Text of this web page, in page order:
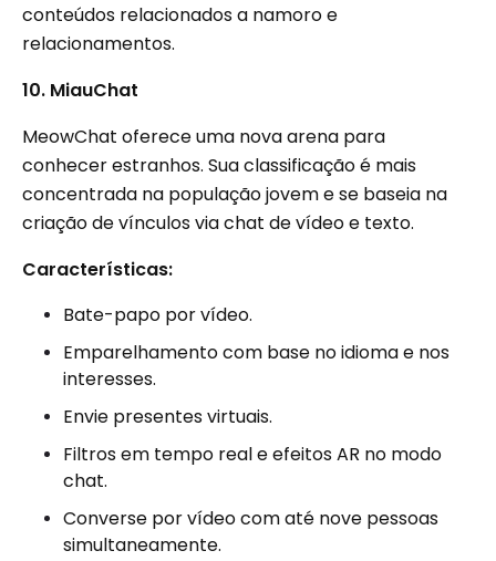
conteúdos relacionados a namoro e
relacionamentos.
10. MiauChat
MeowChat oferece uma nova arena para
conhecer estranhos. Sua classificação é mais
concentrada na população jovem e se baseia na
criação de vínculos via chat de vídeo e texto.
Características:
Bate-papo por vídeo.
Emparelhamento com base no idioma e nos
interesses.
Envie presentes virtuais.
Filtros em tempo real e efeitos AR no modo
chat.
Converse por vídeo com até nove pessoas
simultaneamente.